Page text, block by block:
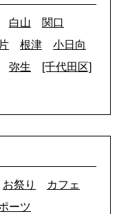
白山
関口
根津
小日向
弥生
[千代田区]
お祭り
カフェ
ーツ